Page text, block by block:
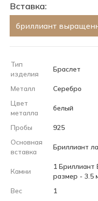
Вставка:
бриллиант
Тип
изделия
Браслет
Металл
Серебро
Цвет
металла
белый
Пробы
925
Основная
вставка
Бриллиант
Камни
1
размер - 3.5
Вес
1